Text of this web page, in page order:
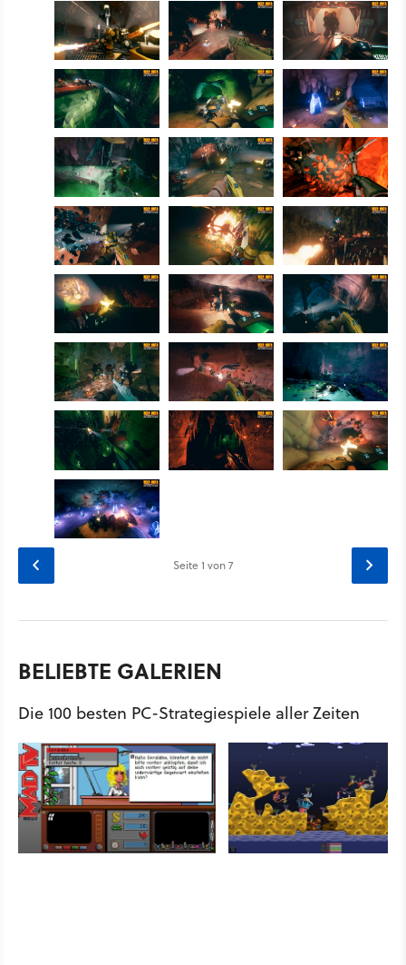
Seite 1 von 7
BELIEBTE GALERIEN
Die 100 besten PC-Strategiespiele aller Zeiten